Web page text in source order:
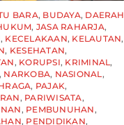
BARA, BUDAYA, DAERAH
, JASA RAHARJA,
, KECELAKAAN, KELAUTAN,
, KESEHATAN,
, KORUPSI, KRIMINAL ,
NARKOBA, NASIONAL ,
, PAJAK,
, PARIWISATA,
, PEMBUNUHAN ,
, PENDIDIKAN,